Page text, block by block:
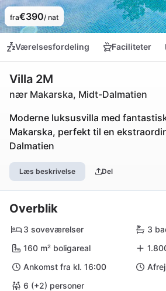
fra€390/ nat
Værelsesfordeling Faciliteter
Villa 2M
nær Makarska, Midt-Dalmatien
Moderne luksusvilla med
Makarska, perfekt til en
Dalmatien
Læs beskrivelse Del
Overblik
3 soveværelser
3
160 m² boligareal
Ankomst fra kl. 16:00
6 (+2) personer